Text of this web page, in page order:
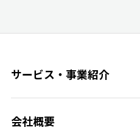
サービス・事業紹介
会社概要